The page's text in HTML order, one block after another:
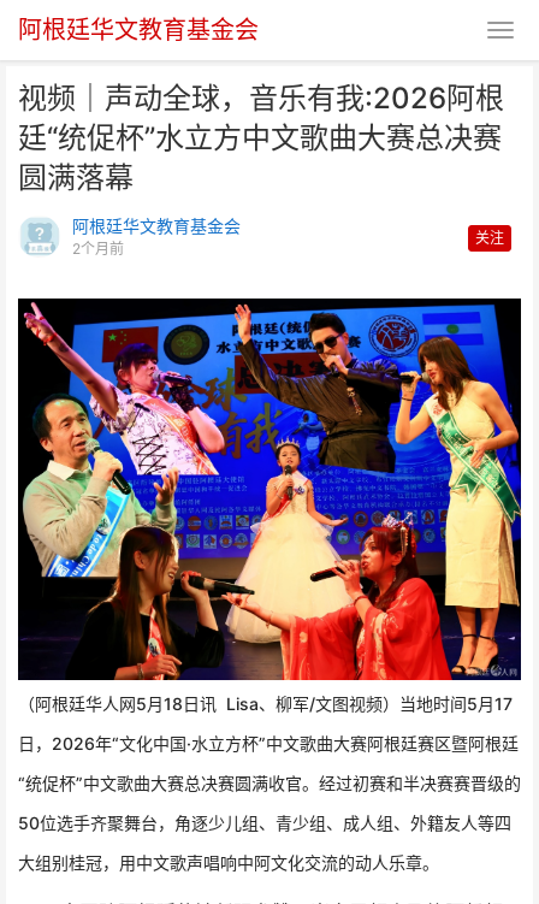
阿根廷华文教育基金会
视频｜声动全球，音乐有我:2026阿根
廷“统促杯”水立方中文歌曲大赛总决赛
圆满落幕
阿根廷华文教育基金会
2个月前
关注
（阿根廷华人网5月18日讯 Lisa、柳军/文图视频）当地时间5月17
日，2026年“文化中国·水立方杯”中文歌曲大赛阿根廷赛区暨阿根廷
“统促杯”中文歌曲大赛总决赛圆满收官。经过初赛和半决赛赛晋级的
50位选手齐聚舞台，角逐少儿组、青少组、成人组、外籍友人等四
大组别桂冠，用中文歌声唱响中阿文化交流的动人乐章。
阿根廷“统促杯”水